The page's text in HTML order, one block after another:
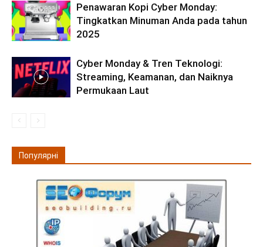
Penawaran Kopi Cyber Monday:
Tingkatkan Minuman Anda pada tahun
2025
Cyber Monday & Tren Teknologi:
Streaming, Keamanan, dan Naiknya
Permukaan Laut
Популярні